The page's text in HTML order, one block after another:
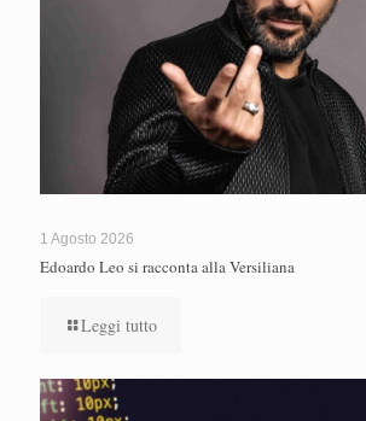
1 Agosto 2026
Edoardo Leo si racconta alla Versiliana
Leggi tutto